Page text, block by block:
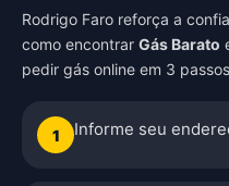
Rodrigo Faro reforça a
como encontrar Gás Barato
pedir gás online em 3
1 Informe seu